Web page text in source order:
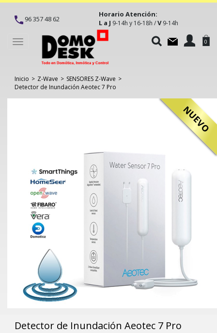
96 357 48 62
Horario Atención:
L a J 9-14h y 16-18h /V9-14h
Toggle
navigation
0
Inicio > Z-Wave > SENSORES Z-Wave >
Detector de Inundación Aeotec 7 Pro
NUEVO
Detector de Inundación Aeotec 7 Pro